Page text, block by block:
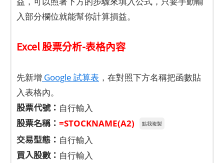
入部分欄位就能幫你計算損益。
Excel 股票分析-表格內容
先新增 Google 試算表 ，在對照下方名稱把函數貼
入表格內。
股票代號： 自行輸入
股票名稱： =STOCKNAME(A2) 點我複製
交易型態： 自行輸入
買入股數： 自行輸入